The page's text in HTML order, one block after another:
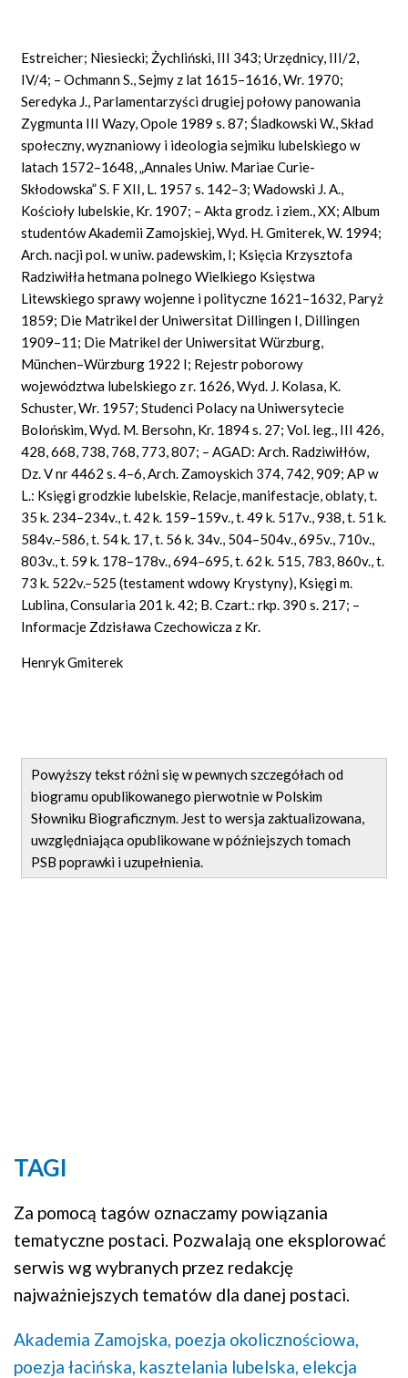
Estreicher; Niesiecki; Żychliński, III 343; Urzędnicy, III/2,
IV/4; – Ochmann S., Sejmy z lat 1615–1616, Wr. 1970;
Seredyka J., Parlamentarzyści drugiej połowy panowania
Zygmunta III Wazy, Opole 1989 s. 87; Śladkowski W., Skład
społeczny, wyznaniowy i ideologia sejmiku lubelskiego w
latach 1572–1648, „Annales Uniw. Mariae Curie-
Skłodowska” S. F XII, L. 1957 s. 142–3; Wadowski J. A.,
Kościoły lubelskie, Kr. 1907; – Akta grodz. i ziem., XX; Album
studentów Akademii Zamojskiej, Wyd. H. Gmiterek, W. 1994;
Arch. nacji pol. w uniw. padewskim, I; Księcia Krzysztofa
Radziwiłła hetmana polnego Wielkiego Księstwa
Litewskiego sprawy wojenne i polityczne 1621–1632, Paryż
1859; Die Matrikel der Uniwersitat Dillingen I, Dillingen
1909–11; Die Matrikel der Uniwersitat Würzburg,
München–Würzburg 1922 I; Rejestr poborowy
województwa lubelskiego z r. 1626, Wyd. J. Kolasa, K.
Schuster, Wr. 1957; Studenci Polacy na Uniwersytecie
Bolońskim, Wyd. M. Bersohn, Kr. 1894 s. 27; Vol. leg., III 426,
428, 668, 738, 768, 773, 807; – AGAD: Arch. Radziwiłłów,
Dz. V nr 4462 s. 4–6, Arch. Zamoyskich 374, 742, 909; AP w
L.: Księgi grodzkie lubelskie, Relacje, manifestacje, oblaty, t.
35 k. 234–234v., t. 42 k. 159–159v., t. 49 k. 517v., 938, t. 51 k.
584v.–586, t. 54 k. 17, t. 56 k. 34v., 504–504v., 695v., 710v.,
803v., t. 59 k. 178–178v., 694–695, t. 62 k. 515, 783, 860v., t.
73 k. 522v.–525 (testament wdowy Krystyny), Księgi m.
Lublina, Consularia 201 k. 42; B. Czart.: rkp. 390 s. 217; –
Informacje Zdzisława Czechowicza z Kr.
Henryk Gmiterek
Powyższy tekst różni się w pewnych szczegółach od
biogramu opublikowanego pierwotnie w Polskim
Słowniku Biograficznym. Jest to wersja zaktualizowana,
uwzględniająca opublikowane w późniejszych tomach
PSB poprawki i uzupełnienia.
TAGI
Za pomocą tagów oznaczamy powiązania
tematyczne postaci. Pozwalają one eksplorować
serwis wg wybranych przez redakcję
najważniejszych tematów dla danej postaci.
Akademia Zamojska, poezja okolicznościowa,
poezja łacińska, kasztelania lubelska, elekcja